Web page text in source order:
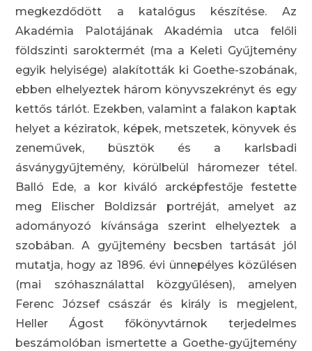
megkezdődött a katalógus készítése. Az
Akadémia Palotájának Akadémia utca felőli
földszinti saroktermét (ma a Keleti Gyűjtemény
egyik helyisége) alakították ki Goethe-szobának,
ebben elhelyeztek három könyvszekrényt és egy
kettős tárlót. Ezekben, valamint a falakon kaptak
helyet a kéziratok, képek, metszetek, könyvek és
zeneművek, büsztök és a karlsbadi
ásványgyűjtemény, körülbelül háromezer tétel.
Balló Ede, a kor kiváló arcképfestője festette
meg Elischer Boldizsár portréját, amelyet az
adományozó kívánsága szerint elhelyeztek a
szobában. A gyűjtemény becsben tartását jól
mutatja, hogy az 1896. évi ünnepélyes közűlésen
(mai szóhasználattal közgyűlésen), amelyen
Ferenc József császár és király is megjelent,
Heller Ágost főkönyvtárnok terjedelmes
beszámolóban ismertette a Goethe-gyűjtemény